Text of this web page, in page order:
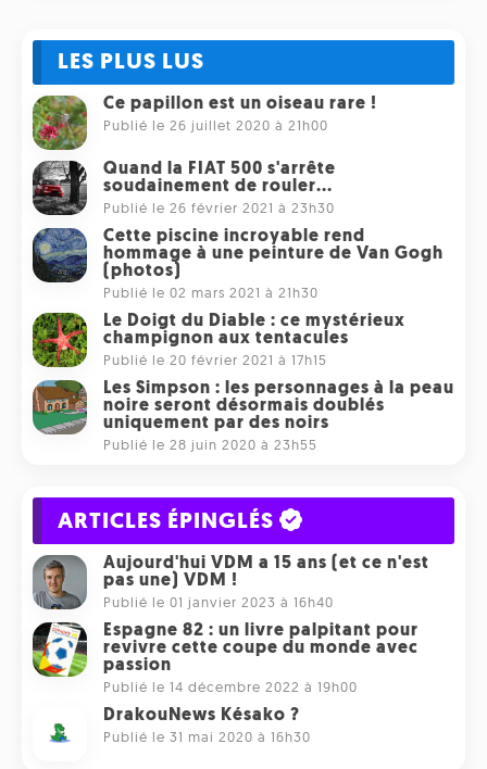
LES PLUS LUS
Ce papillon est un oiseau rare !
Publié le 26 juillet 2020 à 21h00
Quand la FIAT 500 s'arrête
soudainement de rouler...
Publié le 26 février 2021 à 23h30
Cette piscine incroyable rend
hommage à une peinture de Van Gogh
(photos)
Publié le 02 mars 2021 à 21h30
Le Doigt du Diable : ce mystérieux
champignon aux tentacules
Publié le 20 février 2021 à 17h15
Les Simpson : les personnages à la peau
noire seront désormais doublés
uniquement par des noirs
Publié le 28 juin 2020 à 23h55
ARTICLES ÉPINGLÉS
Aujourd'hui VDM a 15 ans (et ce n'est
pas une) VDM !
Publié le 01 janvier 2023 à 16h40
Espagne 82 : un livre palpitant pour
revivre cette coupe du monde avec
passion
Publié le 14 décembre 2022 à 19h00
DrakouNews Késako ?
Publié le 31 mai 2020 à 16h30